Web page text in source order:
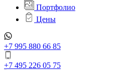
Портфолио
Цены
+7 995 880 66 85
+7 495 226 05 75